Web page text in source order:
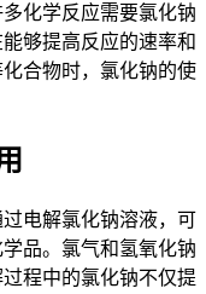
化学反应需要氯化钠
够提高反应的速率和
合物时，氯化钠的使
电解氯化钠溶液，可
品。氯气和氢氧化钠
程中的氯化钠不仅提